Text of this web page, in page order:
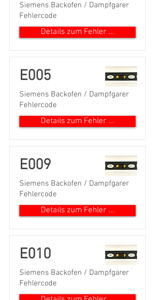
Siemens Backofen / Dampfgarer
Fehlercode
Details zum Fehler ...
E005
Siemens Backofen / Dampfgarer
Fehlercode
Details zum Fehler ...
E009
Siemens Backofen / Dampfgarer
Fehlercode
Details zum Fehler ...
E010
Siemens Backofen / Dampfgarer
Fehlercode